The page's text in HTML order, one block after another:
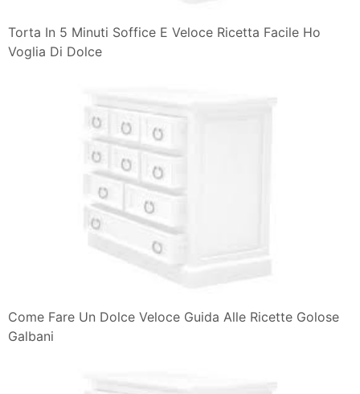
Torta In 5 Minuti Soffice E Veloce Ricetta Facile Ho
Voglia Di Dolce
Come Fare Un Dolce Veloce Guida Alle Ricette Golose
Galbani